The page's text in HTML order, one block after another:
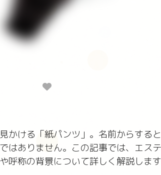
かける「紙パンツ」。名前からする
はありません。この記事では、エス
呼称の背景について詳しく解説します